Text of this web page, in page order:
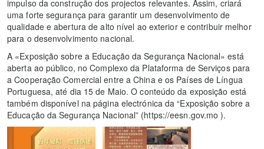
impulso da construção dos projectos relevantes. Assim, criará
uma forte segurança para garantir um desenvolvimento de
qualidade e abertura de alto nível ao exterior e contribuir melhor
para o desenvolvimento nacional.
A «Exposição sobre a Educação da Segurança Nacional» está
aberta ao público, no Complexo da Plataforma de Serviços para
a Cooperação Comercial entre a China e os Países de Língua
Portuguesa, até dia 15 de Maio. O conteúdo da exposição está
também disponível na página electrónica da “Exposição sobre a
Educação da Segurança Nacional” (https://eesn.gov.mo ).